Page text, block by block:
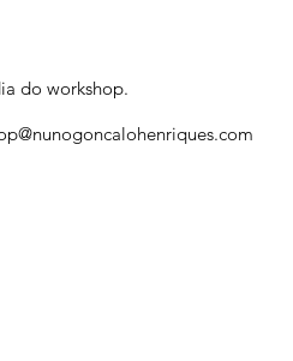
do workshop.